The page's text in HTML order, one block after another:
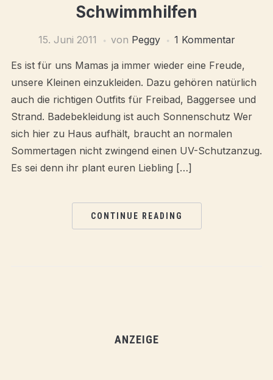
Schwimmhilfen
15. Juni 2011 von Peggy 1 Kommentar
Es ist für uns Mamas ja immer wieder eine Freude,
unsere Kleinen einzukleiden. Dazu gehören natürlich
auch die richtigen Outfits für Freibad, Baggersee und
Strand. Badebekleidung ist auch Sonnenschutz Wer
sich hier zu Haus aufhält, braucht an normalen
Sommertagen nicht zwingend einen UV-Schutzanzug.
Es sei denn ihr plant euren Liebling […]
CONTINUE READING
ANZEIGE